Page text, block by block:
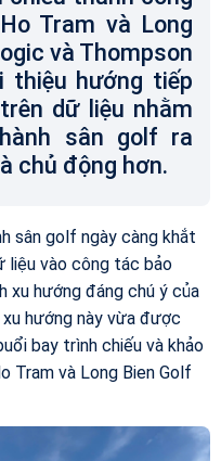
Tram và Long
và Thompson
thiệu hướng tiếp
dữ liệu nhằm
sân golf ra
chủ động hơn.
sân golf ngày càng khắt
liệu vào công tác bảo
xu hướng đáng chú ý của
hướng này vừa được
bay trình chiếu và khảo
Tram và Long Bien Golf